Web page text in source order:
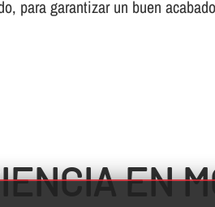
para garantizar un buen
EN